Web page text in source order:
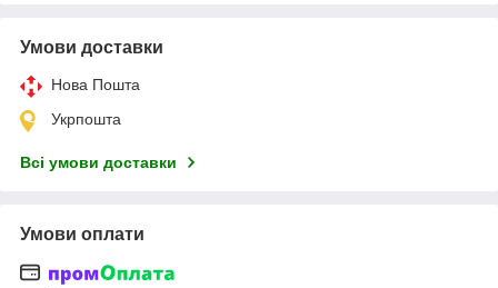
Умови доставки
Нова Пошта
Укрпошта
Всі умови доставки
Умови оплати